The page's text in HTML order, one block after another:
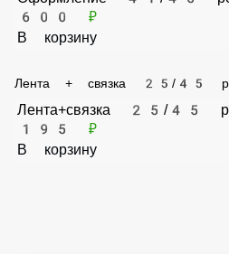
Оформление (для 41/45
Оформление 41/45 роз
В корзину
Лента + связка 25/45